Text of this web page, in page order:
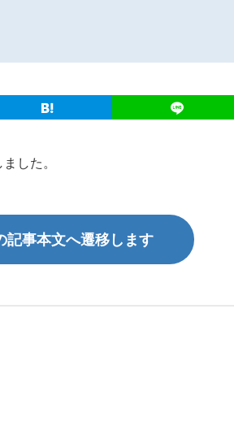
した。
記事本文へ遷移します